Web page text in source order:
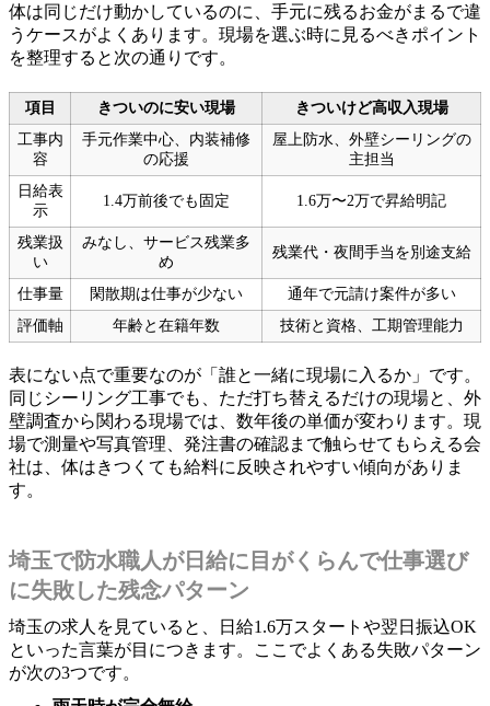
体は同じだけ動かしているのに、手元に残るお金がまるで違
うケースがよくあります。現場を選ぶ時に見るべきポイント
を整理すると次の通りです。
項目 きついのに安い現場
きついけど高収入現場
工事内
容
手元作業中心、内装補修
の応援
屋上防水、外壁シーリングの
主担当
日給表
示
1.4万前後でも固定 1.6万〜2万で昇給明記
残業扱
い
みなし、サービス残業多
め
残業代・夜間手当を別途支給
仕事量 閑散期は仕事が少ない
通年で元請け案件が多い
評価軸
年齢と在籍年数 技術と資格、工期管理能力
表にない点で重要なのが「誰と一緒に現場に入るか」です。
同じシーリング工事でも、ただ打ち替えるだけの現場と、外
壁調査から関わる現場では、数年後の単価が変わります。現
場で測量や写真管理、発注書の確認まで触らせてもらえる会
社は、体はきつくても給料に反映されやすい傾向がありま
す。
埼玉で防水職人が日給に目がくらんで仕事選び
に失敗した残念パターン
埼玉の求人を見ていると、日給1.6万スタートや翌日振込OK
といった言葉が目につきます。ここでよくある失敗パターン
が次の3つです。